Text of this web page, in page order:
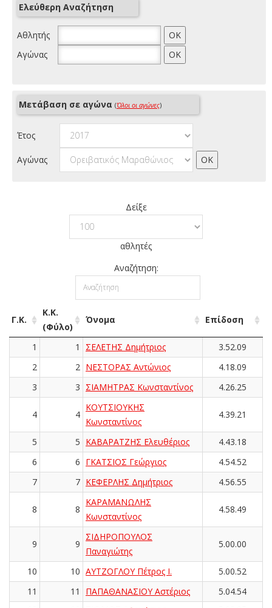
Ελεύθερη Αναζήτηση
Αθλητής
Αγώνας
Μετάβαση σε αγώνα (Όλοι οι αγώνες)
Έτος
Αγώνας
Δείξε
αθλητές
Αναζήτηση:
Γ.Κ.
Κ.Κ.
(Φύλο)
Όνομα Επίδοση
1 1 ΣΕΛΕΤΗΣ Δημήτριος
3.52.09
2
2 ΝΕΣΤΟΡΑΣ Αντώνιος
4.18.09
3
3 ΣΙΑΜΗΤΡΑΣ Κωνσταντίνος 4.26.25
4 4
ΚΟΥΤΣΙΟΥΚΗΣ
Κωνσταντίνος
4.39.21
5 5 ΚΑΒΑΡΑΤΖΗΣ Ελευθέριος
4.43.18
6
6 ΓΚΑΤΣΙΟΣ Γεώργιος
4.54.52
7
7 ΚΕΦΕΡΛΗΣ Δημήτριος 4.56.55
8 8
ΚΑΡΑΜΑΝΩΛΗΣ
Κωνσταντίνος
4.58.49
9 9
ΣΙΔΗΡΟΠΟΥΛΟΣ
Παναγιώτης
5.00.00
10 10 ΑΥΤΖΟΓΛΟΥ Πέτρος Ι.
5.00.52
11
11 ΠΑΠΑΘΑΝΑΣΙΟΥ Αστέριος
5.04.54